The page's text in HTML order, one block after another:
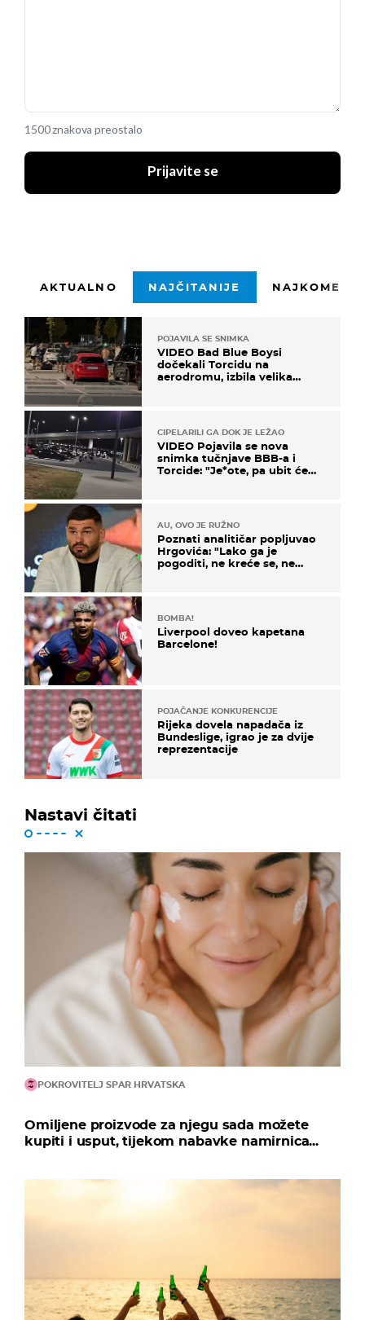
1500 znakova preostalo
Prijavite se
AKTUALNO NAJČITANIJE
POJAVILA SE SNIMKA
VIDEO Bad Blue Boysi
dočekali Torcidu na
aerodromu, izbila velika
CIPELARILI GA DOK JE LEŽAO
VIDEO Pojavila se nova
snimka tučnjave BBB-a i
Torcide: "Je*ote, pa ubit će
AU, OVO JE RUŽNO
Poznati analitičar popljuvao
Hrgovića: "Lako ga je
pogoditi, ne kreće se, ne
BOMBA!
Liverpool doveo kapetana
Barcelone!
POJAČANJE KONKURENCIJE
Rijeka dovela napadača iz
Bundeslige, igrao je za dvije
reprezentacije
Nastavi čitati
POKROVITELJ SPAR HRVATSKA
Omiljene proizvode za njegu sada možete
kupiti i usput, tijekom nabavke namirnica...